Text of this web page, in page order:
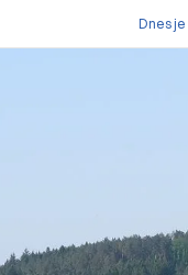
Dnes je